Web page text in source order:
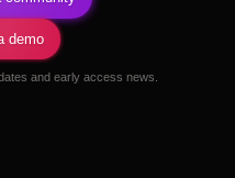
demo
and early access news.